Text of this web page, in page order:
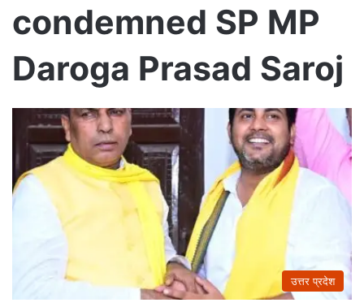
condemned SP MP
Daroga Prasad Saroj
उत्तर प्रदेश